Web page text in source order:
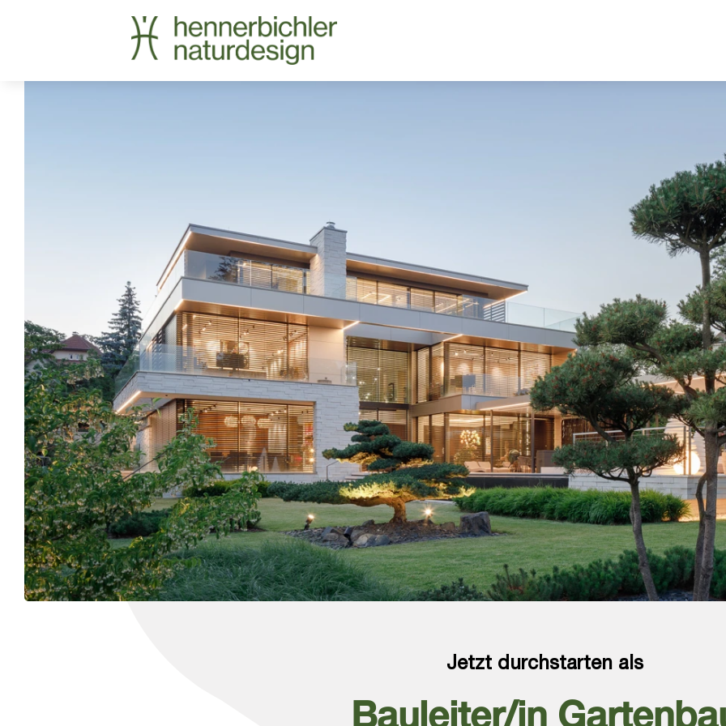
Jetzt durchstarten als
Bauleiter/in